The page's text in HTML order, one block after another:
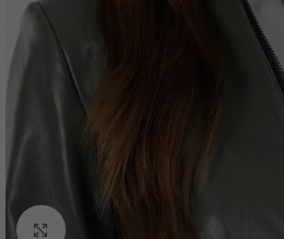
Büyütmek için tıklayın